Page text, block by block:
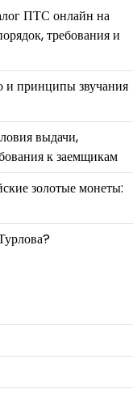
ПТС онлайн на
требования и
и принципы звучания
выдачи,
к заемщикам
золотые монеты: